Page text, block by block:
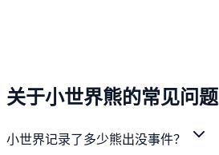
关于小世界熊的常见问题
小世界记录了多少熊出没事件？